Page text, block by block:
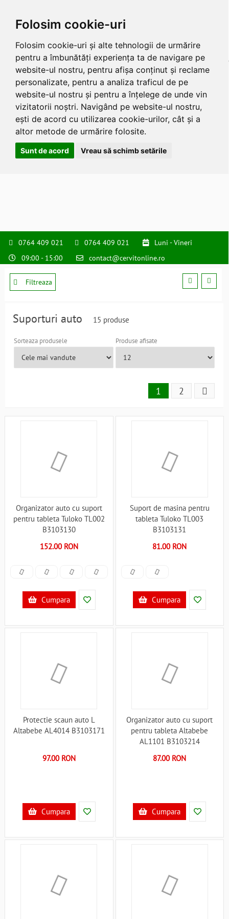
Folosim cookie-uri
Folosim cookie-uri și alte tehnologii de urmărire
pentru a îmbunătăți experiența ta de navigare pe
website-ul nostru, pentru afișa conținut și reclame
personalizate, pentru a analiza traficul de pe
website-ul nostru și pentru a înțelege de unde vin
vizitatorii noștri. Navigând pe website-ul nostru,
ești de acord cu utilizarea cookie-urilor, cât și a
altor metode de urmărire folosite.
Sunt de acord Vreau să schimb setările
0764 409 021 0764 409 021
Luni - Vineri
09:00 - 15:00
contact@cervitonline.ro
Filtreaza
Suporturi auto 15 produse
Sorteaza produsele Produse afisate
1 2
Organizator auto cu suport
pentru tableta Tuloko TL002
B3103130
152.00 RON
Cumpara
Suport de masina pentru
tableta Tuloko TL003
B3103131
81.00 RON
Cumpara
Protectie scaun auto L
Altabebe AL4014 B3103171
97.00 RON
Cumpara
Organizator auto cu suport
pentru tableta Altabebe
AL1101 B3103214
87.00 RON
Cumpara